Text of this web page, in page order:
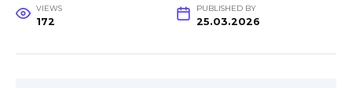
VIEWS
172
PUBLISHED BY
25.03.2026